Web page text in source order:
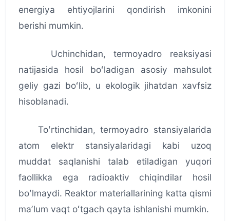
energiya ehtiyojlarini qondirish imkonini
berishi mumkin.
Uchinchidan, termoyadro reaksiyasi
natijasida hosil boʻladigan asosiy mahsulot
geliy gazi boʻlib, u ekologik jihatdan xavfsiz
hisoblanadi.
Toʻrtinchidan, termoyadro stansiyalarida
atom elektr stansiyalaridagi kabi uzoq
muddat saqlanishi talab etiladigan yuqori
faollikka ega radioaktiv chiqindilar hosil
boʻlmaydi. Reaktor materiallarining katta qismi
maʼlum vaqt oʻtgach qayta ishlanishi mumkin.